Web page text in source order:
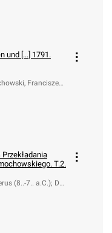
und [...] 1791.
Franciszek
T.2.
(8..-7.. a.C.); Dm